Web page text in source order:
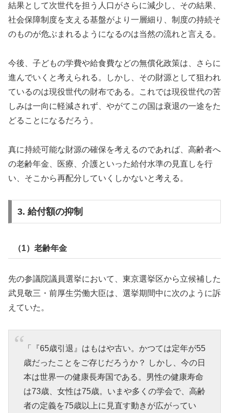
結果として次世代を担う人口がさらに減少し、その結果、
社会保障制度を支える基盤がより一層細り、制度の持続そ
のものが危ぶまれるようになるのは当然の流れと言える。
今後、子どもの学費や給食費などの無償化政策は、さらに
進んでいくと考えられる。しかし、その財源として狙われ
ているのは現役世代の財布である。これでは現役世代の苦
しみは一向に軽減されず、やがてこの国は衰退の一途をた
どることになるだろう。
真に持続可能な財源の確保を考えるのであれば、高齢者へ
の老齢年金、医療、介護といった給付水準の見直しを行
い、そこから再配分していくしかないと考える。
3. 給付額の抑制
（1）老齢年金
先の参議院議員選挙において、東京選挙区から立候補した
武見敬三・前厚生労働大臣は、選挙期間中に次のように訴
えていた。
「『65歳引退』はもはや古い。かつては定年が55
歳だったことをご存じだろうか？ しかし、今の日
本は世界一の健康長寿国である。男性の健康寿命
は73歳、女性は75歳。いまや多くの学会で、高齢
者の定義を75歳以上に見直す動きが広がってい